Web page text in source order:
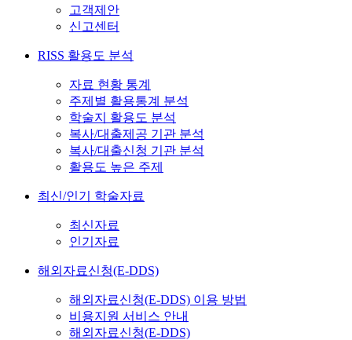
고객제안
신고센터
RISS 활용도 분석
자료 현황 통계
주제별 활용통계 분석
학술지 활용도 분석
복사/대출제공 기관 분석
복사/대출신청 기관 분석
활용도 높은 주제
최신/인기 학술자료
최신자료
인기자료
해외자료신청(E-DDS)
해외자료신청(E-DDS) 이용 방법
비용지원 서비스 안내
해외자료신청(E-DDS)